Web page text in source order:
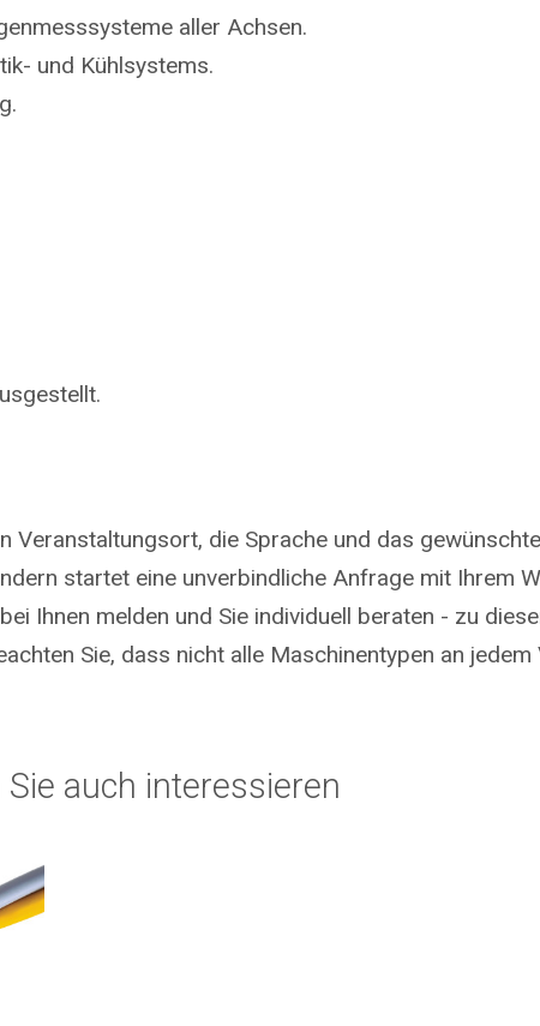
aller Achsen.
und Kühlsystems.
Veranstaltungsort, die Sprache und das
startet eine unverbindliche Anfrage mit Ihrem
Ihnen melden und Sie individuell beraten - zu
Sie, dass nicht alle Maschinentypen an
auch interessieren